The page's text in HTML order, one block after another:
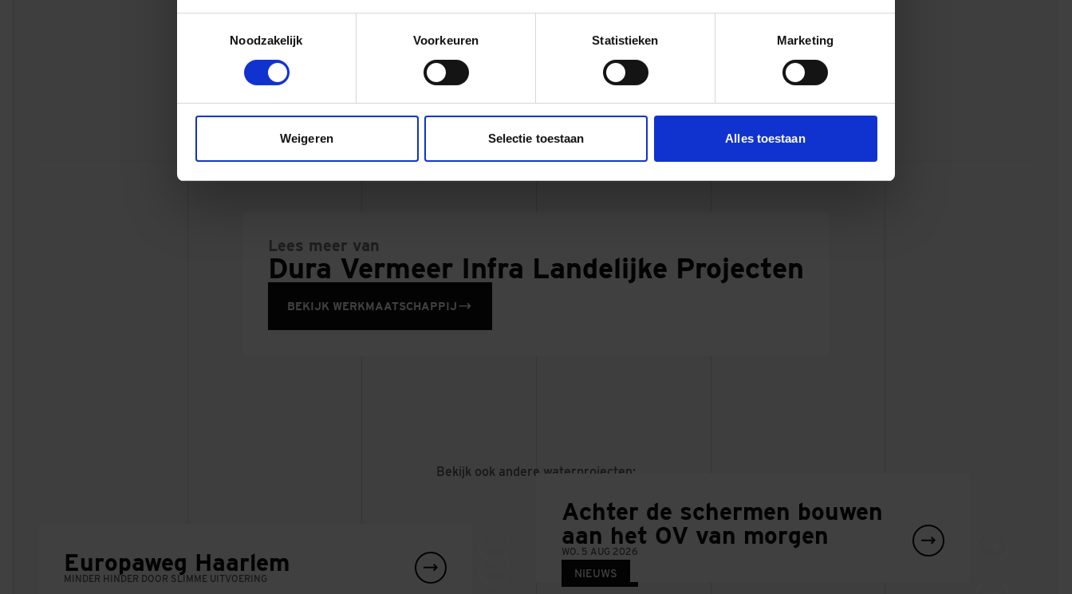
Noodzakelijk
Voorkeuren Statistieken Marketing
Weigeren Selectie toestaan Alles toestaan
Loenen en Dodewaard, heeft Ploegam ervaring met het stuk Lent-Oosterhout-Loenen en werkte
Dura Vermeer samen met Ploegam aan Ruimte voor de Waal in Lent.
Lees meer van
Dura Vermeer Infra Landelijke Projecten
BEKIJK WERKMAATSCHAPPIJ
Bekijk ook andere waterprojecten:
PROJECT PROJECT
NIEUWS
Achter de schermen bouwen
aan het OV van morgen
WO. 5 AUG 2026
Europaweg Haarlem
MINDER HINDER DOOR SLIMME UITVOERING